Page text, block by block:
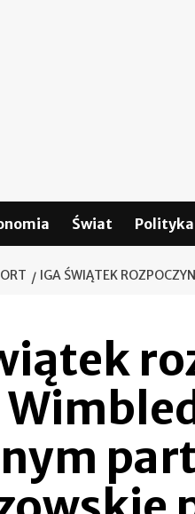
Świat Polityka
IGA ŚWIĄTEK